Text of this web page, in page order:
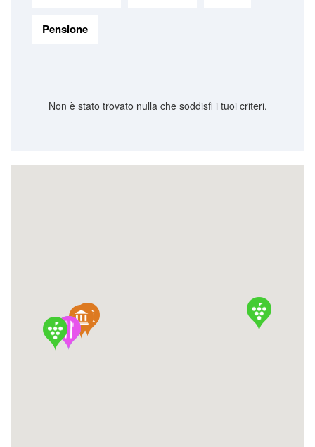
Pensione
Non è stato trovato nulla che soddisfi i tuoi criteri.